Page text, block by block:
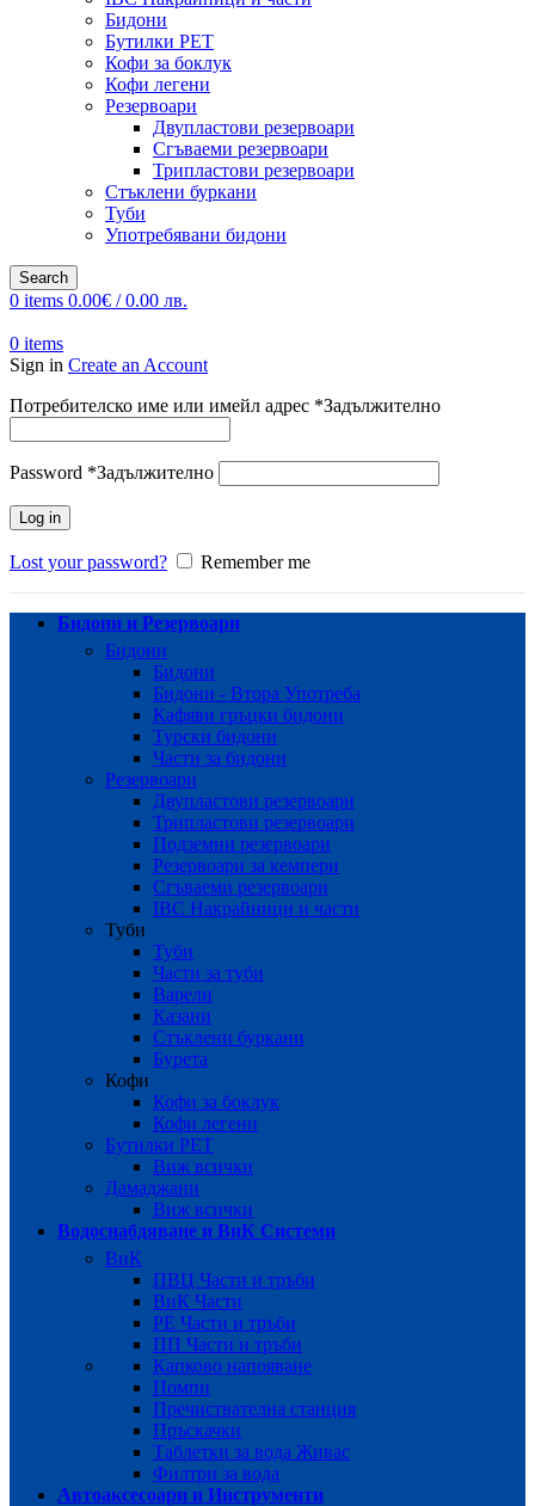
Бидони
Бутилки PET
Кофи за боклук
Кофи легени
Резервоари
Двупластови резервоари
Сгъваеми резервоари
Трипластови резервоари
Стъклени буркани
Туби
Употребявани бидони
Search
0 items 0.00€ / 0.00 лв.
0 items
Sign in Create an Account
Потребителско име или имейл адрес *Задължително
Password *Задължително
Log in
Lost your password? Remember me
Бидони и Резервоари
Бидони
Бидони
Бидони - Втора Употреба
Кафяви гръцки бидони
Турски бидони
Части за бидони
Резервоари
Двупластови резервоари
Трипластови резервоари
Подземни резервоари
Резервоари за кемпери
Сгъваеми резервоари
IBC Накрайници и части
Туби
Туби
Части за туби
Варели
Казани
Стъклени буркани
Бурета
Кофи
Кофи за боклук
Кофи легени
Бутилки PET
Виж всички
Дамаджани
Виж всички
Водоснабдяване и ВиК Системи
ВиК
ПВЦ Части и тръби
ВиК Части
PE Части и тръби
ПП Части и тръби
Капково напояване
Помпи
Пречиствателна станция
Пръскачки
Таблетки за вода Живас
Филтри за вода
Автоаксесоари и Инструменти